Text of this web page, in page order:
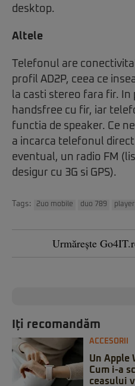
desktop.
Altele
Telefonul are
profil AD2P, ceea ce
la casti stereo fara fir. In
handsfree cu fir, iar
functia de speaker. Ce
a incarca telefonul
eventual, un radio FM
desigur cu 3G si GPS).
Tags: 2uo mobile duo 789
Urmărește
Iți recomandăm
ACCESORII
Un Apple
Cum i-a
ceasului